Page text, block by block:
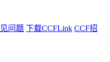
问题 下载CCFLink CCF招